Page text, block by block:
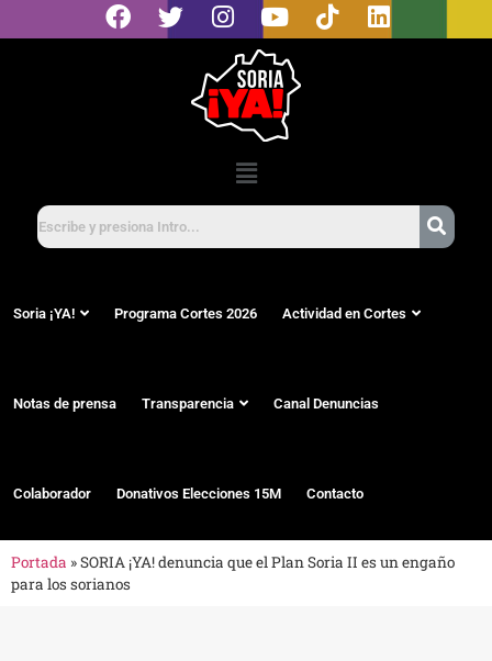
Soria ¡YA! Programa Cortes 2026 Actividad en Cortes
Notas de prensa Transparencia Canal Denuncias
Colaborador Donativos Elecciones 15M Contacto
Portada »SORIA ¡YA! denuncia que el Plan Soria II es un engaño
para los sorianos